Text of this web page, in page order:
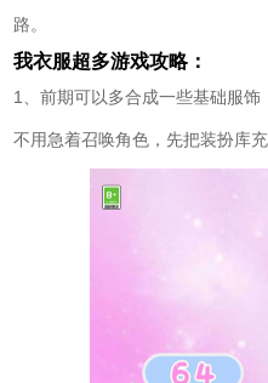
路。
我衣服超多游戏攻略：
1、前期可以多合成一些基础服饰
不用急着召唤角色，先把装扮库